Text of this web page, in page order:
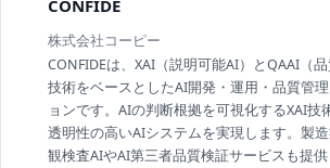
CONFIDE
株式会社コーピー
CONFIDEは、XAI（説明可能AI）とQAAI（品
技術をベースとしたAI開発・運用・品質管
ョンです。AIの判断根拠を可視化するXAI技
透明性の高いAIシステムを実現します。製
観検査AIやAI第三者品質検証サービスも提供